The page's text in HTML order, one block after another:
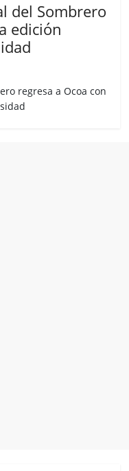
del Sombrero
edición
regresa a Ocoa con